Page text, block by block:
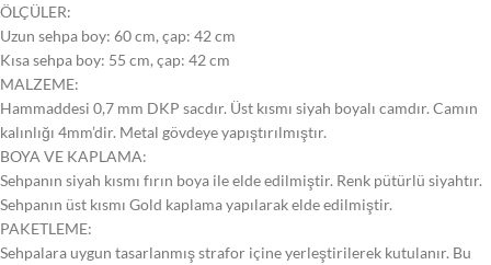
ÖLÇÜLER:
Uzun sehpa boy: 60 cm, çap: 42 cm
Kısa sehpa boy: 55 cm, çap: 42 cm
MALZEME:
Hammaddesi 0,7 mm DKP sacdır. Üst kısmı siyah boyalı camdır. Camın
kalınlığı 4mm’dir. Metal gövdeye yapıştırılmıştır.
BOYA VE KAPLAMA:
Sehpanın siyah kısmı fırın boya ile elde edilmiştir. Renk pütürlü siyahtır.
Sehpanın üst kısmı Gold kaplama yapılarak elde edilmiştir.
PAKETLEME:
Sehpalara uygun tasarlanmış strafor içine yerleştirilerek kutulanır. Bu